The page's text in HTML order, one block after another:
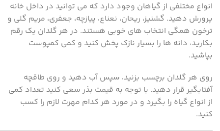
انواع مختلفی از گیاهان وجود دارد که می توانید در داخل خانه
پرورش دهید. گشنیز، ریحان، نعناع، ​​پیازچه، جعفری، مریم گلی و
ترخون همگی انتخاب های خوبی هستند. در هر گلدان یک رقم
بکارید، دانه ها را بسیار نازک پخش کنید و کمی کمپوست
بپاشید.
روی هر گلدان برچسب بزنید، سپس آب دهید و روی طاقچه
آفتابگیر قرار دهید. با توجه به قیمت بذر سعی کنید تعداد کمی
از انواع گیاه را بگیرد و در مورد هر کدام مهرت لازم را کسب
کنید.